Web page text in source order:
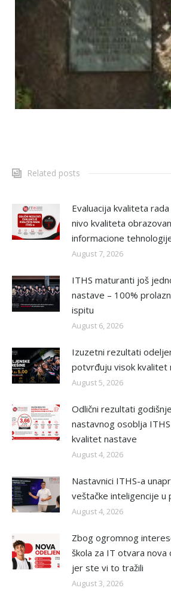
Related posts
Evaluacija kvaliteta
nivo kvaliteta
informacione
August 7, 2026
ITHS maturanti još
nastave – 100%
ispitu
August 6, 2026
Izuzetni rezultati
potvrđuju visok kvalitet
August 5, 2026
Odlični rezultati
nastavnog osoblja
kvalitet nastave
August 4, 2026
Nastavnici ITHS-a
veštačke inteligencije u
August 4, 2026
Zbog ogromnog
škola za IT otvara
jer ste vi to tražili
August 3, 2026